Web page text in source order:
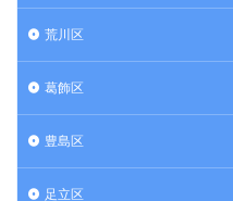
荒川区
葛飾区
豊島区
足立区